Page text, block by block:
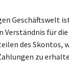
Geschäftswelt
Verständnis für
des Skontos,
zu